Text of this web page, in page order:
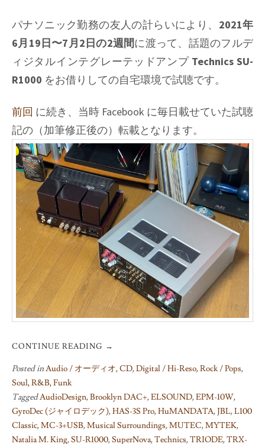
ル
力
で
試
パナソニック勤務の友人の計らいにより、 2021年
6月19日〜7月2日の2週間に渡って、話題のフルデ
ィジタルインテグレーテッドアンプ Technics SU-
R1000 をお借りしての自宅環境で試聴です。
前回 に続き、当時 Facebook に毎日載せていた試聴
記の（加筆修正後の）転載となります。
CONTINUE READING →
Posted inAudio / オーディオ,CD,Digital / Hi-Reso,Rock / Pops,
Soul, R&B, Funk
TaggedAudioDesign,Brooklyn DAC+,ELSOUND,EPM-10W,
GyroDec (ジャイロデック),HAS-3S Pro,HuMANDATA,JBL,L100
Classic,MC-3+USB,Musical Surroundings,MUTEC,MYTEK,
Natalia M. King,SU-R1000,SuperNova,Technics,TRIODE,TRX-